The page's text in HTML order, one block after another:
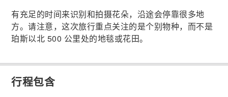
有充足的时间来识别和拍摄花朵，沿途会停靠很多地
方。请注意，这次旅行重点关注的是个别物种，而不是
珀斯以北 500 公里处的地毯或花田。
行程包含